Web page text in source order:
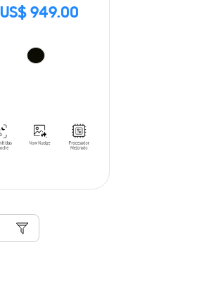
US$ 949.00